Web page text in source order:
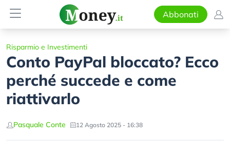
Abbonati
Risparmio e Investimenti
Conto PayPal bloccato? Ecco
perché succede e come
riattivarlo
Pasquale Conte 12 Agosto 2025 - 16:38